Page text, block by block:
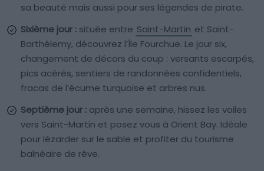
sa beauté mais aussi pour ses légendes de pirate.
Sixième jour : située entre Saint-Martin et Saint-
Barthélemy, découvrez l’Île Fourchue. Le jour six,
changement de décors du coup : versants escarpés,
pics acérés, sentiers de randonnées confidentiels,
fracas de l’écume turquoise et arbres nus.
Septième jour : après une semaine, hissez les voiles
vers Saint-Martin et posez vous à Orient Bay. Idéale
pour lézarder sur le sable et profiter du tourisme
balnéaire de rêve.